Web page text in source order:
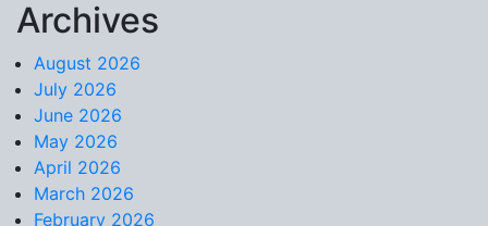
Skip to content
Archives
August 2026
July 2026
June 2026
May 2026
April 2026
March 2026
February 2026